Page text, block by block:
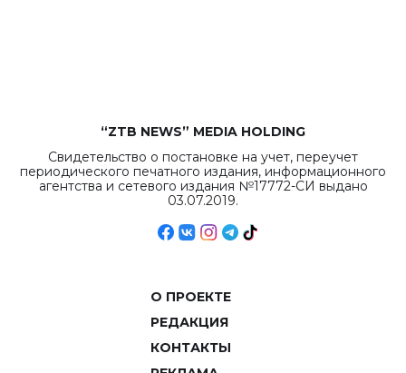
“ZTB NEWS” MEDIA HOLDING
Свидетельство о постановке на учет, переучет
периодического печатного издания, информационного
агентства и сетевого издания №17772-СИ выдано
03.07.2019.
О ПРОЕКТЕ
РЕДАКЦИЯ
КОНТАКТЫ